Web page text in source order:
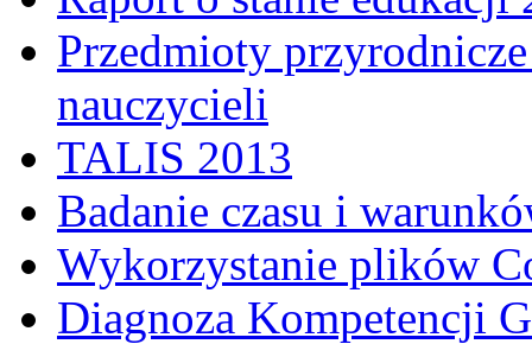
Przedmioty
nauczycieli
TALIS 2013
Badanie czasu i
Wykorzystanie plików
Diagnoza Kompetencji